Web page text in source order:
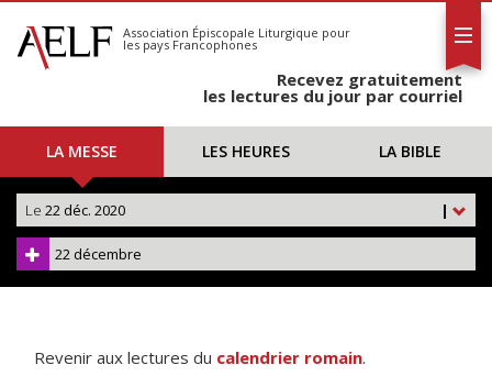
S'abonner
Calendrier
Association Épiscopale Liturgique pour
les pays Francophones
Recevez gratuitement
les lectures du jour par courriel
LA MESSE LES HEURES LA BIBLE
|
Le 22 déc. 2020
22 décembre
Revenir aux lectures du calendrier romain.